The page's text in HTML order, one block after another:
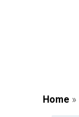
Home »